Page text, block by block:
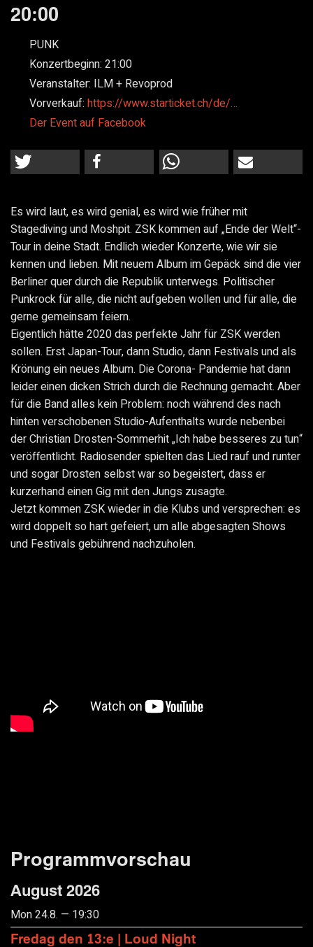
20:00
PUNK
Konzertbeginn: 21:00
Veranstalter: ILM + Revoprod
Vorverkauf: https://www.starticket.ch/de/…
Der Event auf Facebook
Es wird laut, es wird genial, es wird wie früher mit
Stagediving und Moshpit. ZSK kommen auf „Ende der Welt“-
Tour in deine Stadt. Endlich wieder Konzerte, wie wir sie
kennen und lieben. Mit neuem Album im Gepäck sind die vier
Berliner quer durch die Republik unterwegs. Politischer
Punkrock für alle, die nicht aufgeben wollen und für alle, die
gerne gemeinsam feiern.
Eigentlich hätte 2020 das perfekte Jahr für ZSK werden
sollen. Erst Japan-Tour, dann Studio, dann Festivals und als
Krönung ein neues Album. Die Corona- Pandemie hat dann
leider einen dicken Strich durch die Rechnung gemacht. Aber
für die Band alles kein Problem: noch während des nach
hinten verschobenen Studio-Aufenthalts wurde nebenbei
der Christian Drosten-Sommerhit „Ich habe besseres zu tun“
veröffentlicht. Radiosender spielten das Lied rauf und runter
und sogar Drosten selbst war so begeistert, dass er
kurzerhand einen Gig mit den Jungs zusagte.
Jetzt kommen ZSK wieder in die Klubs und versprechen: es
wird doppelt so hart gefeiert, um alle abgesagten Shows
und Festivals gebührend nachzuholen.
Programmvorschau
August 2026
Mon 24.8. — 19:30
Fredag den 13:e | Loud Night